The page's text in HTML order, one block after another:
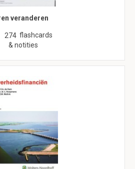
veranderen
274 flashcards
& notities